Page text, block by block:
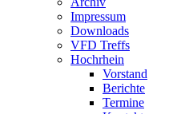
Impressum
Downloads
VFD Treffs
Hochrhein
Vorstand
Berichte
Termine